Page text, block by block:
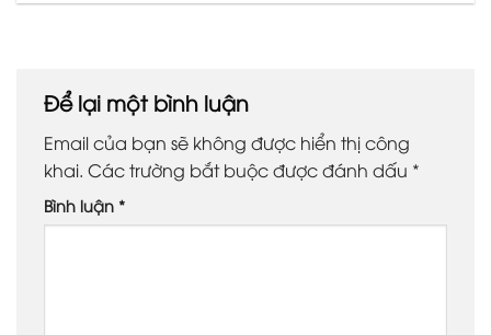
Để lại một bình luận
Email của bạn sẽ không được hiển thị công
khai. Các trường bắt buộc được đánh dấu *
Bình luận *